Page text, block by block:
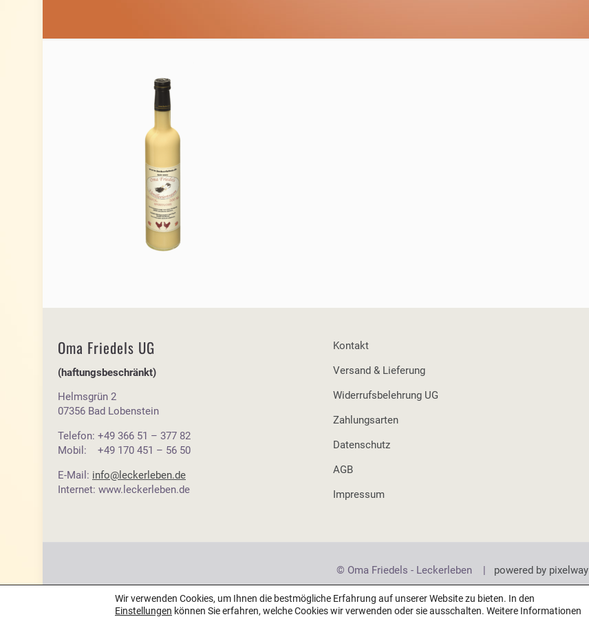
Oma Friedels UG
(haftungsbeschränkt)
Helmsgrün 2
07356 Bad Lobenstein
Telefon: +49 366 51 – 377 82
Mobil: +49 170 451 – 56 50
E-Mail: info@leckerleben.de
Internet: www.leckerleben.de
Kontakt
Versand & Lieferung
Widerrufsbelehrung UG
Zahlungsarten
Datenschutz
AGB
Impressum
© Oma Friedels - Leckerleben | powered by pixelway
Wir verwenden Cookies, um Ihnen die bestmögliche Erfahrung auf unserer Website zu bieten. In den
Einstellungen können Sie erfahren, welche Cookies wir verwenden oder sie ausschalten. Weitere Informationen